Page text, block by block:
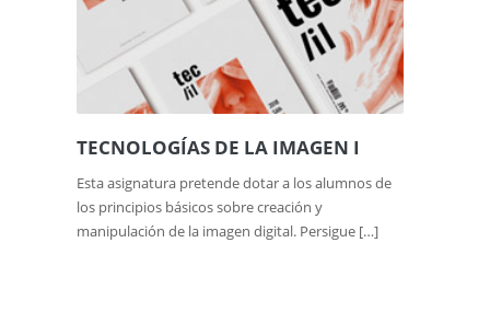
TECNOLOGÍAS DE LA IMAGEN I
Esta asignatura pretende dotar a los alumnos de
los principios básicos sobre creación y
manipulación de la imagen digital. Persigue […]